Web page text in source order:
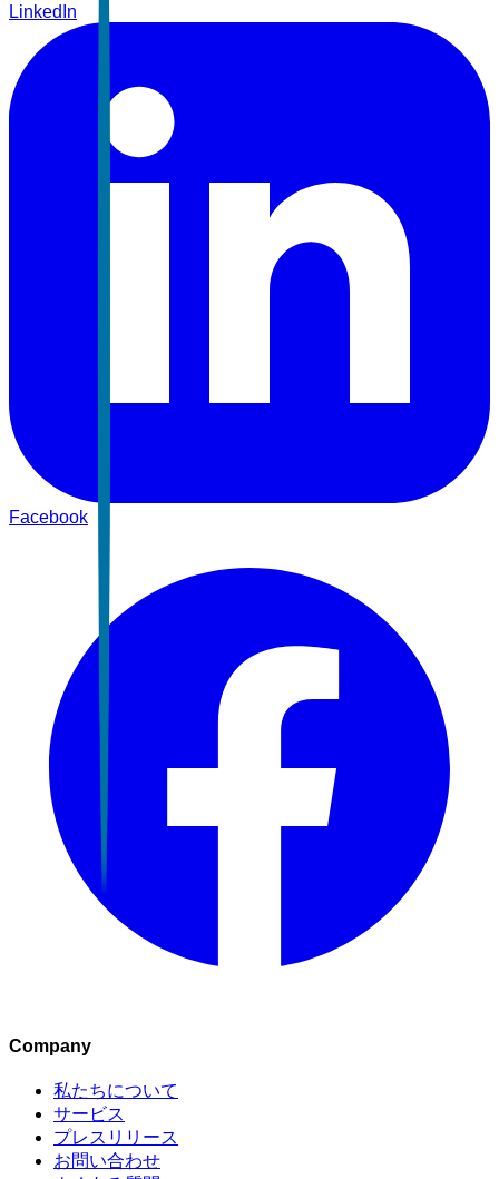
LinkedIn
Facebook
Company
私たちについて
サービス
プレスリリース
お問い合わせ